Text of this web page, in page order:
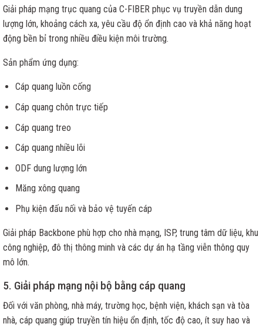
Giải pháp mạng trục quang của C-FIBER phục vụ truyền dẫn dung
lượng lớn, khoảng cách xa, yêu cầu độ ổn định cao và khả năng hoạt
động bền bỉ trong nhiều điều kiện môi trường.
Sản phẩm ứng dụng:
Cáp quang luồn cống
Cáp quang chôn trực tiếp
Cáp quang treo
Cáp quang nhiều lõi
ODF dung lượng lớn
Măng xông quang
Phụ kiện đấu nối và bảo vệ tuyến cáp
Giải pháp Backbone phù hợp cho nhà mạng, ISP, trung tâm dữ liệu, khu
công nghiệp, đô thị thông minh và các dự án hạ tầng viễn thông quy
mô lớn.
5. Giải pháp mạng nội bộ bằng cáp quang
Đối với văn phòng, nhà máy, trường học, bệnh viện, khách sạn và tòa
nhà, cáp quang giúp truyền tín hiệu ổn định, tốc độ cao, ít suy hao và